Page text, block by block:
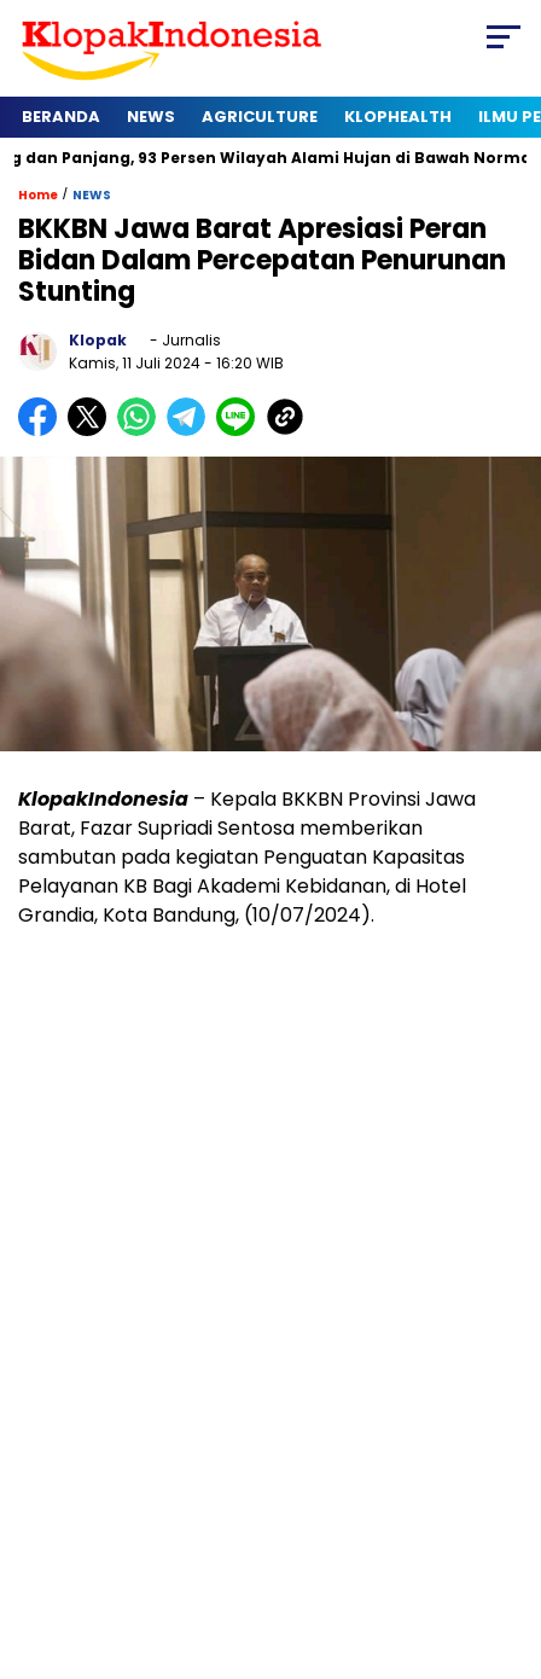
BERANDA NEWS AGRICULTURE KLOPHEALTH ILMU
93 Persen Wilayah Alami Hujan di Bawah Normal
Home / NEWS
BKKBN Jawa Barat Apresiasi Peran
Bidan Dalam Percepatan Penurunan
Stunting
Klopak
- Jurnalis
Kamis, 11 Juli 2024- 16:20 WIB
KlopakIndonesia – Kepala BKKBN Provinsi Jawa
Barat, Fazar Supriadi Sentosa memberikan
sambutan pada kegiatan Penguatan Kapasitas
Pelayanan KB Bagi Akademi Kebidanan, di Hotel
Grandia, Kota Bandung, (10/07/2024).